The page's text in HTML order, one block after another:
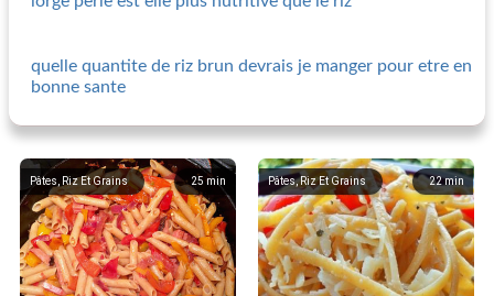
quelle quantite de riz brun devrais je manger pour etre en
bonne sante
25 min
Pâtes, Riz Et Grains 22min
Pâtes, Riz Et Grains